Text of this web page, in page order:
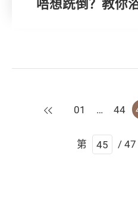
上一页
01 … 44
第 / 47